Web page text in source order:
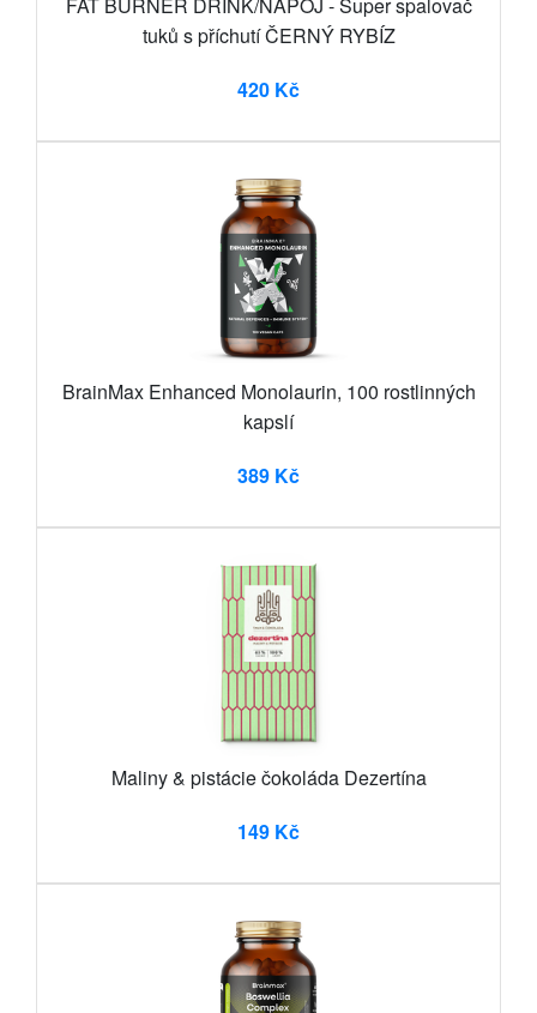
tuků s příchutí ČERNÝ RYBÍZ
420 Kč
BrainMax Enhanced Monolaurin, 100 rostlinných
kapslí
389 Kč
Maliny & pistácie čokoláda Dezertína
149 Kč